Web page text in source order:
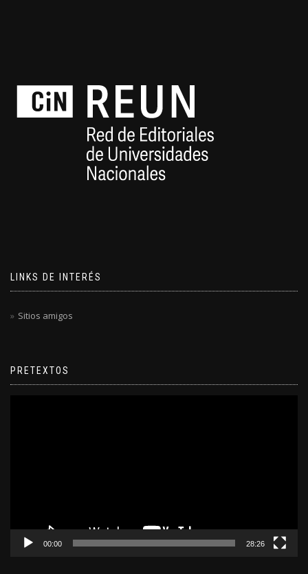
LINKS DE INTERÉS
Sitios amigos
PRETEXTOS
00:00 28:26